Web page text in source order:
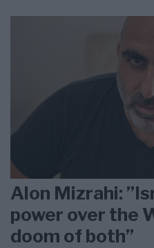
Alon Mizrahi:
power over the
doom of both”